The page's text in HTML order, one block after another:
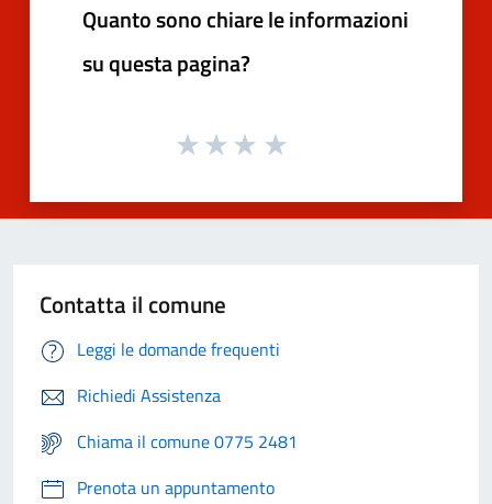
Quanto sono chiare le informazioni
su questa pagina?
Contatta il comune
Leggi le domande frequenti
Richiedi Assistenza
Chiama il comune 0775 2481
Prenota un appuntamento